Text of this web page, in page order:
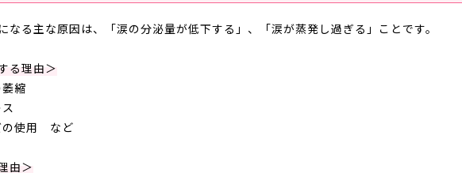
なる主な原因は、「涙の分泌量が低下する」、「涙が蒸発し過ぎる」ことです。
る理由＞
縮
の使用 など
由＞